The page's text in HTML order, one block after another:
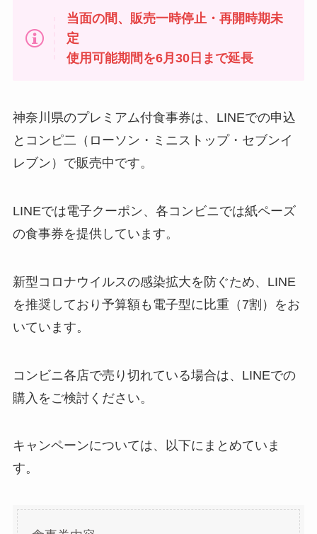
当面の間、販売一時停止・再開時期未
定
使用可能期間を6月30日まで延長
神奈川県のプレミアム付食事券は、LINEでの申込
とコンピ二（ローソン・ミニストップ・セブンイ
レブン）で販売中です。
LINEでは電子クーポン、各コンビニでは紙ペーズ
の食事券を提供しています。
新型コロナウイルスの感染拡大を防ぐため、LINE
を推奨しており予算額も電子型に比重（7割）をお
いています。
コンビニ各店で売り切れている場合は、LINEでの
購入をご検討ください。
キャンペーンについては、以下にまとめていま
す。